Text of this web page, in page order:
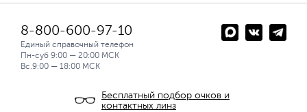
8-800-600-97-10
Единый справочный телефон
Пн-суб 9:00 — 20:00 МСК
Вс.9:00 — 18:00 МСК
Бесплатный подбор очков и
контактных линз